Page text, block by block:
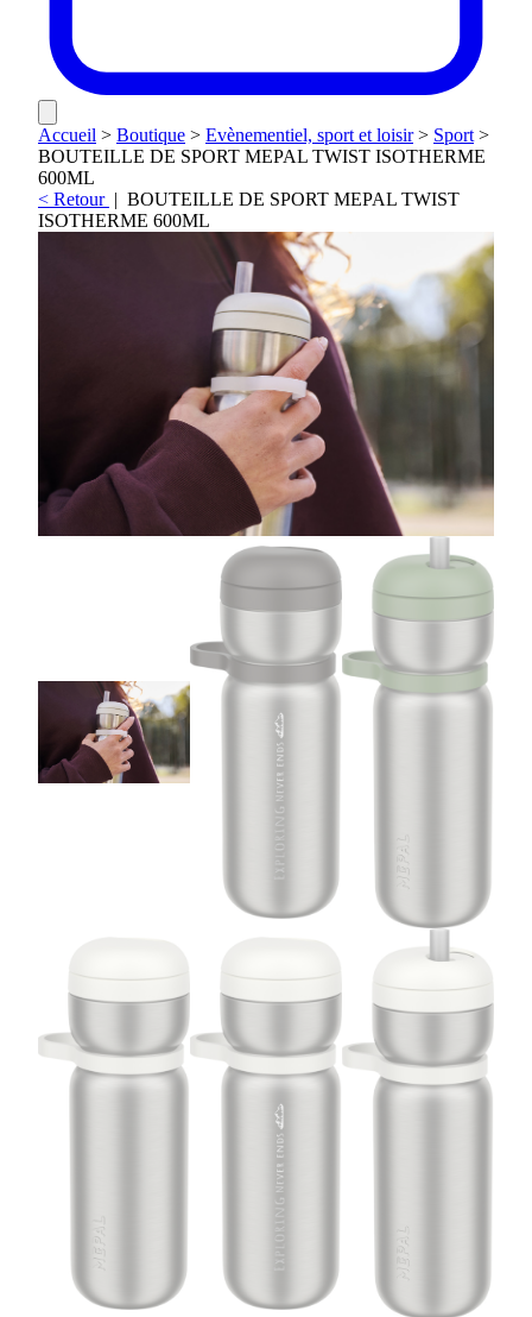
Accueil > Boutique > Evènementiel, sport et loisir> Sport>
BOUTEILLE DE SPORT MEPAL TWIST ISOTHERME
600ML
< Retour | BOUTEILLE DE SPORT MEPAL TWIST
ISOTHERME 600ML